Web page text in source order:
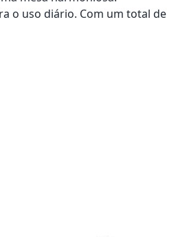
o uso diário. Com um total de